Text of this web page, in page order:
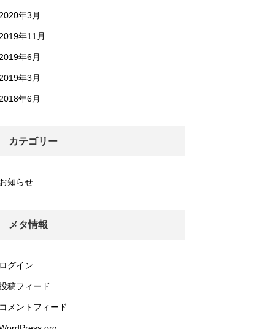
年3月
年11月
年6月
年3月
年6月
カテゴリー
知らせ
メタ情報
グイン
稿フィード
メントフィード